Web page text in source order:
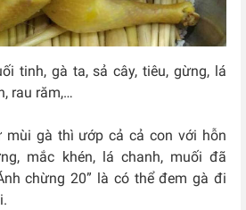
tinh, gà ta, sả cây, tiêu, gừng, lá
rau răm,…
mùi gà thì ướp cả cả con với hỗn
mắc khén, lá chanh, muối đã
chừng 20” là có thể đem gà đi